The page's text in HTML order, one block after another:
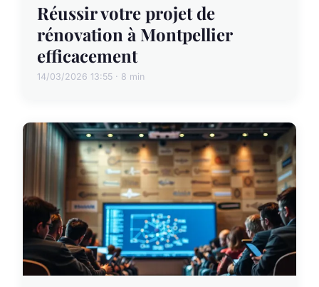
Réussir votre projet de
rénovation à Montpellier
efficacement
14/03/2026 13:55 · 8 min